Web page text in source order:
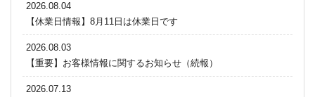
2026.08.04
【休業日情報】8月11日は休業日です
2026.08.03
【重要】お客様情報に関するお知らせ（続報）
2026.07.13